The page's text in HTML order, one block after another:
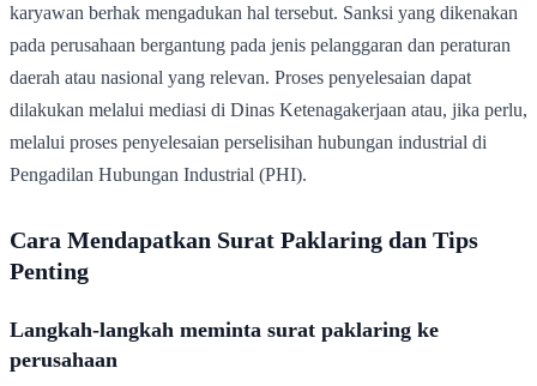
karyawan berhak mengadukan hal tersebut. Sanksi yang dikenakan
pada perusahaan bergantung pada jenis pelanggaran dan peraturan
daerah atau nasional yang relevan. Proses penyelesaian dapat
dilakukan melalui mediasi di Dinas Ketenagakerjaan atau, jika perlu,
melalui proses penyelesaian perselisihan hubungan industrial di
Pengadilan Hubungan Industrial (PHI).
Cara Mendapatkan Surat Paklaring dan Tips
Penting
Langkah-langkah meminta surat paklaring ke
perusahaan